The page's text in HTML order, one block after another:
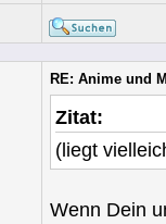
RE: Anime und
Zitat:
(liegt
Wenn Dein